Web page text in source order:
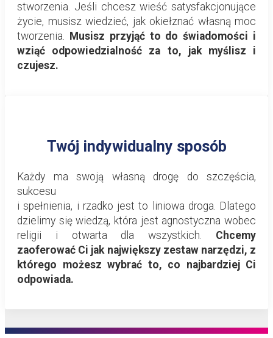
stworzenia. Jeśli chcesz wieść satysfakcjonujące
życie, musisz wiedzieć, jak okiełznać własną moc
tworzenia. Musisz przyjąć to do świadomości i
wziąć odpowiedzialność za to, jak myślisz i
czujesz.
Twój indywidualny sposób
Każdy ma swoją własną drogę do szczęścia,
sukcesu
i spełnienia, i rzadko jest to liniowa droga. Dlatego
dzielimy się wiedzą, która jest agnostyczna wobec
religii i otwarta dla wszystkich. Chcemy
zaoferować Ci jak największy zestaw narzędzi, z
którego możesz wybrać to, co najbardziej Ci
odpowiada.